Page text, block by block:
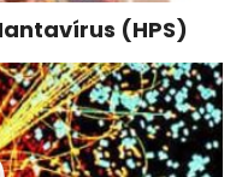
(HPS)